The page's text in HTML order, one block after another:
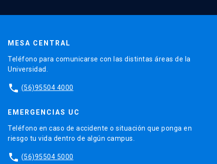
MESA CENTRAL
Teléfono para comunicarse con las distintas áreas de la
Universidad.
phone (56)95504 4000
EMERGENCIAS UC
Teléfono en caso de accidente o situación que ponga en
riesgo tu vida dentro de algún campus.
phone (56)95504 5000